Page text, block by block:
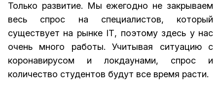
Только развитие. Мы ежегодно не закрываем
весь спрос на специалистов, который
существует на рынке IТ, поэтому здесь у нас
очень много работы. Учитывая ситуацию с
коронавирусом и локдаунами, спрос и
количество студентов будут все время расти.